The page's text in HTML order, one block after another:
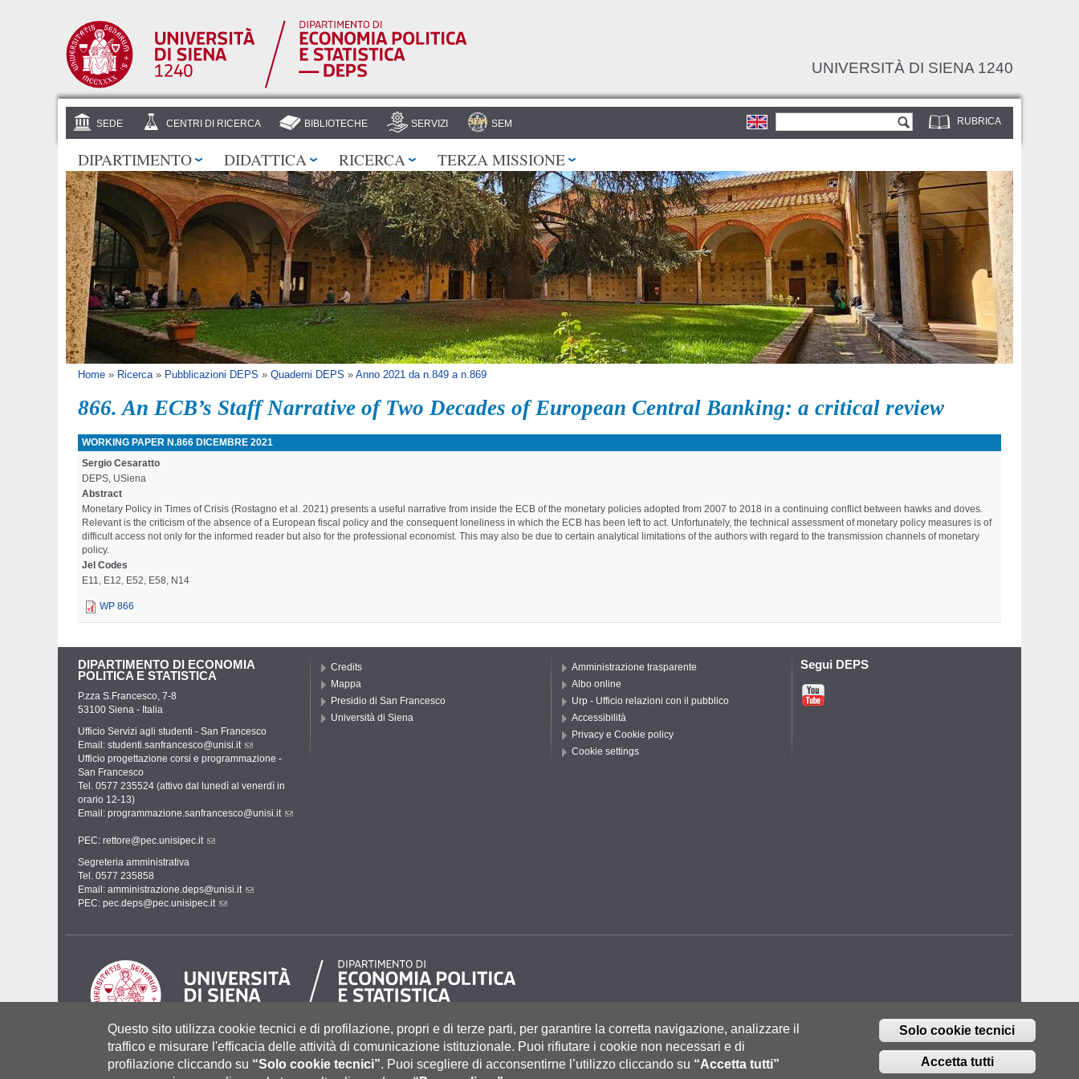
UNIVERSITÀ DI SIENA 1240
RUBRICA
Form di ricerca
SEDE CENTRI DI RICERCA BIBLIOTECHE SERVIZI SEM
DIPARTIMENTO DIDATTICA RICERCA TERZA MISSIONE
Tu sei qui
Home » Ricerca » Pubblicazioni DEPS » Quaderni DEPS » Anno 2021 da n.849 a n.869
866. An ECB’s Staff Narrative of Two Decades of European Central Banking: a critical review
WORKING PAPER N.866 DICEMBRE 2021
Sergio Cesaratto
DEPS, USiena
Abstract
Monetary Policy in Times of Crisis (Rostagno et al. 2021) presents a useful narrative from inside the ECB of the monetary policies adopted from 2007 to 2018 in a continuing conflict between hawks and doves.
Relevant is the criticism of the absence of a European fiscal policy and the consequent loneliness in which the ECB has been left to act. Unfortunately, the technical assessment of monetary policy measures is of
difficult access not only for the informed reader but also for the professional economist. This may also be due to certain analytical limitations of the authors with regard to the transmission channels of monetary
policy.
Jel Codes
E11, E12, E52, E58, N14
WP 866
DIPARTIMENTO DI ECONOMIA
POLITICA E STATISTICA
P.zza S.Francesco, 7-8
53100 Siena - Italia
Ufficio Servizi agli studenti - San Francesco
Email: studenti.sanfrancesco@unisi.it
Ufficio progettazione corsi e programmazione -
San Francesco
Tel. 0577 235524 (attivo dal lunedì al venerdì in
orario 12-13)
Email: programmazione.sanfrancesco@unisi.it
PEC: rettore@pec.unisipec.it
Segreteria amministrativa
Tel. 0577 235858
Email: amministrazione.deps@unisi.it
PEC: pec.deps@pec.unisipec.it
Credits
Mappa
Presidio di San Francesco
Università di Siena
Amministrazione trasparente
Albo online
Urp - Ufficio relazioni con il pubblico
Accessibilità
Privacy e Cookie policy
Cookie settings
Segui DEPS
Università degli Studi di Siena- Rettorato, via Banchi di Sotto 55, 53100 Siena ITALIA
Questo sito utilizza cookie tecnici e di profilazione, propri e di terze parti, per garantire la corretta navigazione, analizzare il
traffico e misurare l'efficacia delle attività di comunicazione istituzionale. Puoi rifiutare i cookie non necessari e di
profilazione cliccando su “Solo cookie tecnici”. Puoi scegliere di acconsentirne l’utilizzo cliccando su “Accetta tutti”
Solo cookie tecnici
Accetta tutti